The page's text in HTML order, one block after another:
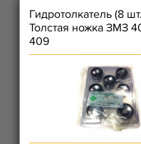
Гидротолкатель (8
Толстая ножка ЗМЗ
409